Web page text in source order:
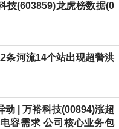
技(603859)龙虎榜数据(0
条河流14个站出现超警洪
动 | 万裕科技(00894)涨超
容需求 公司核心业务包